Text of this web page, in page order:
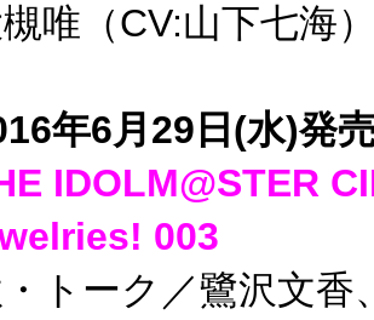
唯（CV:山下七海
年6月29日(水)発
IDOLM@STER
003
トーク／鷺沢文香